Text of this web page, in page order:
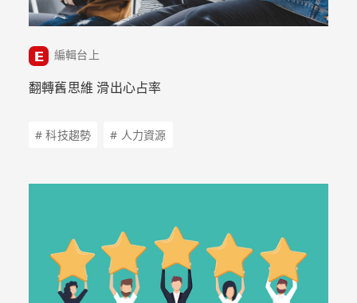
編輯台上
翻轉舊思維 滑出心占率
# 科技趨勢 # 人力資源